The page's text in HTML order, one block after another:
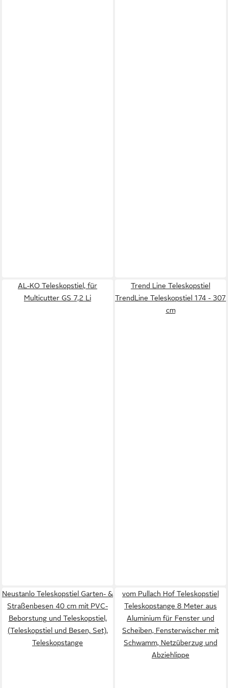
AL-KO Teleskopstiel, für
Multicutter GS 7,2 Li
Trend Line Teleskopstiel
TrendLine Teleskopstiel 174 - 307
cm
Neustanlo Teleskopstiel Garten- &
Straßenbesen 40 cm mit PVC-
Beborstung und Teleskopstiel,
(Teleskopstiel und Besen, Set),
Teleskopstange
vom Pullach Hof Teleskopstiel
Teleskopstange 8 Meter aus
Aluminium für Fenster und
Scheiben, Fensterwischer mit
Schwamm, Netzüberzug und
Abziehlippe